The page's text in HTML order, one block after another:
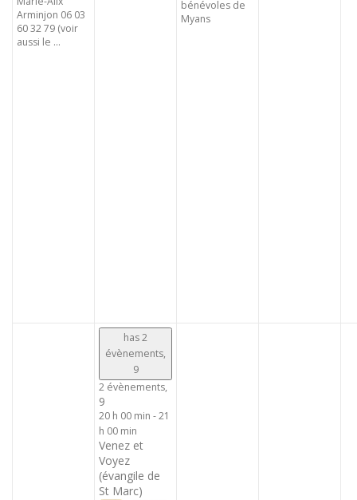
Arminjon 06 03
60 32 79 (voir
aussi le ...
bénévoles de
Myans
has 2
évènements,
9
2 évènements,
9
20 h 00 min -21
h 00 min
Venez et
Voyez
(évangile de
St Marc)